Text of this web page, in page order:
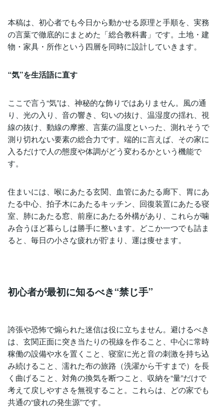
本稿は、初心者でも今日から動かせる原理と手順を、実務
の言葉で徹底的にまとめた「総合教科書」です。土地・建
物・家具・所作という四層を同時に設計していきます。
“気”を生活語に直す
ここで言う“気”は、神秘的な飾りではありません。風の通
り、光の入り、音の響き、匂いの抜け、温湿度の揺れ、視
線の抜け、動線の摩擦、言葉の温度といった、測れそうで
測り切れない要素の総合力です。端的に言えば、その家に
入るだけで人の態度や体調がどう変わるかという機能で
す。
住まいには、喉にあたる玄関、血管にあたる廊下、胃にあ
たる中心、拍子木にあたるキッチン、回復装置にあたる寝
室、肺にあたる窓、前座にあたる外構があり、これらが噛
み合うほど暮らしは勝手に整います。どこか一つでも詰ま
ると、毎日の小さな疲れが貯まり、運は痩せます。
初心者が最初に知るべき“禁じ手”
誇張や恐怖で煽られた迷信は役に立ちません。避けるべき
は、玄関正面に突き当たりの視線を作ること、中心に常時
稼働の設備や水を置くこと、寝室に光と音の刺激を持ち込
み続けること、濡れた布の旅路（洗濯から干すまで）を長
く曲げること、対角の換気を断つこと、収納を“量”だけで
考えて戻しやすさを無視すること。これらは、どの家でも
共通の“疲れの発生源”です。